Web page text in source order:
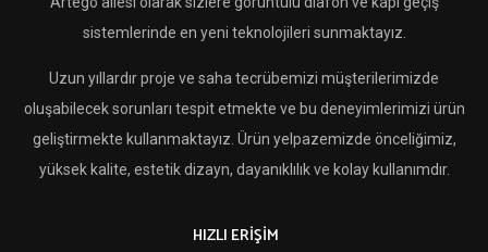
sistemlerinde en yeni teknolojileri sunmaktayız.
Uzun yıllardır proje ve saha tecrübemizi müşterilerimizde
oluşabilecek sorunları tespit etmekte ve bu deneyimlerimizi ürün
geliştirmekte kullanmaktayız. Ürün yelpazemizde önceliğimiz,
yüksek kalite, estetik dizayn, dayanıklılık ve kolay kullanımdır.
HIZLI ERİŞİM